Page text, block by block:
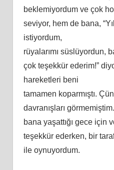
beklemiyordum ve çok
seviyor, hem de bana,
istiyordum,
rüyalarımı süslüyordun,
çok teşekkür ederim!”
hareketleri beni
tamamen koparmıştı.
davranışları görmemiştim
bana yaşattığı gece için
teşekkür ederken, bir
ile oynuyordum.